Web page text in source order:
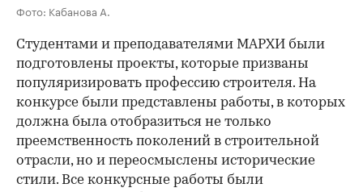
Фото: Кабанова А.
Студентами и преподавателями МАРХИ были
подготовлены проекты, которые призваны
популяризировать профессию строителя. На
конкурсе были представлены работы, в которых
должна была отобразиться не только
преемственность поколений в строительной
отрасли, но и переосмыслены исторические
стили. Все конкурсные работы были